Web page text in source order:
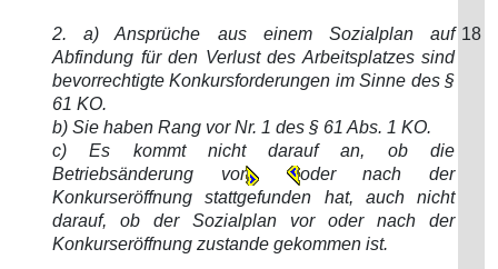
2. a) Ansprüche aus einem Sozialplan auf
Abfindung für den Verlust des Arbeitsplatzes sind
bevorrechtigte Konkursforderungen im Sinne des §
61 KO.
b) Sie haben Rang vor Nr. 1 des § 61 Abs. 1 KO.
c) Es kommt nicht darauf an, ob die
Betriebsänderung vor
oder nach der
Konkurseröffnung stattgefunden hat, auch nicht
darauf, ob der Sozialplan vor oder nach der
Konkurseröffnung zustande gekommen ist.
18